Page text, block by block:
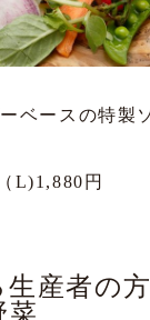
ベースの特製
L)1,880円
産者の
菜